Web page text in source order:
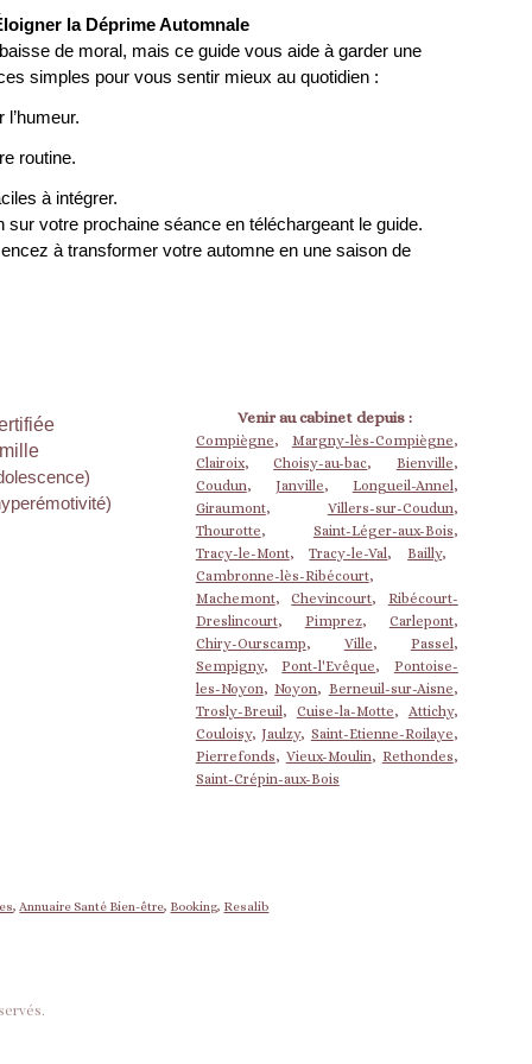
la Déprime Automnale
de moral, mais ce guide vous aide à garder une
simples pour vous sentir mieux au quotidien :
routine.
à intégrer.
sur votre prochaine séance en téléchargeant le guide.
à transformer votre automne en une saison de
Venir au cabinet depuis :
Compiègne, Margny-lès-Compiègne,
Clairoix,Choisy-au-bac, Bienville,
Coudun, Janville, Longueil-Annel,
Giraumont, Villers-sur-Coudun,
Thourotte, Saint-Léger-aux-Bois,
Tracy-le-Mont,Tracy-le-Val, Bailly,
Cambronne-lès-Ribécourt,
Machemont,Chevincourt, Ribécourt-
Dreslincourt, Pimprez, Carlepont,
Chiry-Ourscamp, Ville, Passel,
Sempigny, Pont-l'Evêque, Pontoise-
les-Noyon, Noyon, Berneuil-sur-Aisne,
Trosly-Breuil, Cuise-la-Motte, Attichy,
Couloisy, Jaulzy, Saint-Etienne-Roilaye,
Pierrefonds, Vieux-Moulin, Rethondes,
Saint-Crépin-aux-Bois
, Annuaire Santé Bien-être, Booking, Resalib